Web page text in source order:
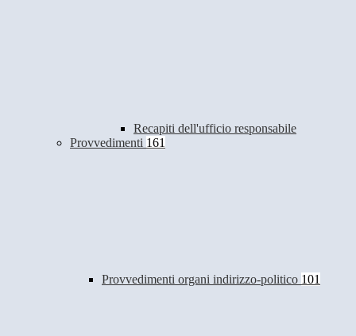
Recapiti dell'ufficio responsabile
Provvedimenti 161
Provvedimenti organi indirizzo-politico 101